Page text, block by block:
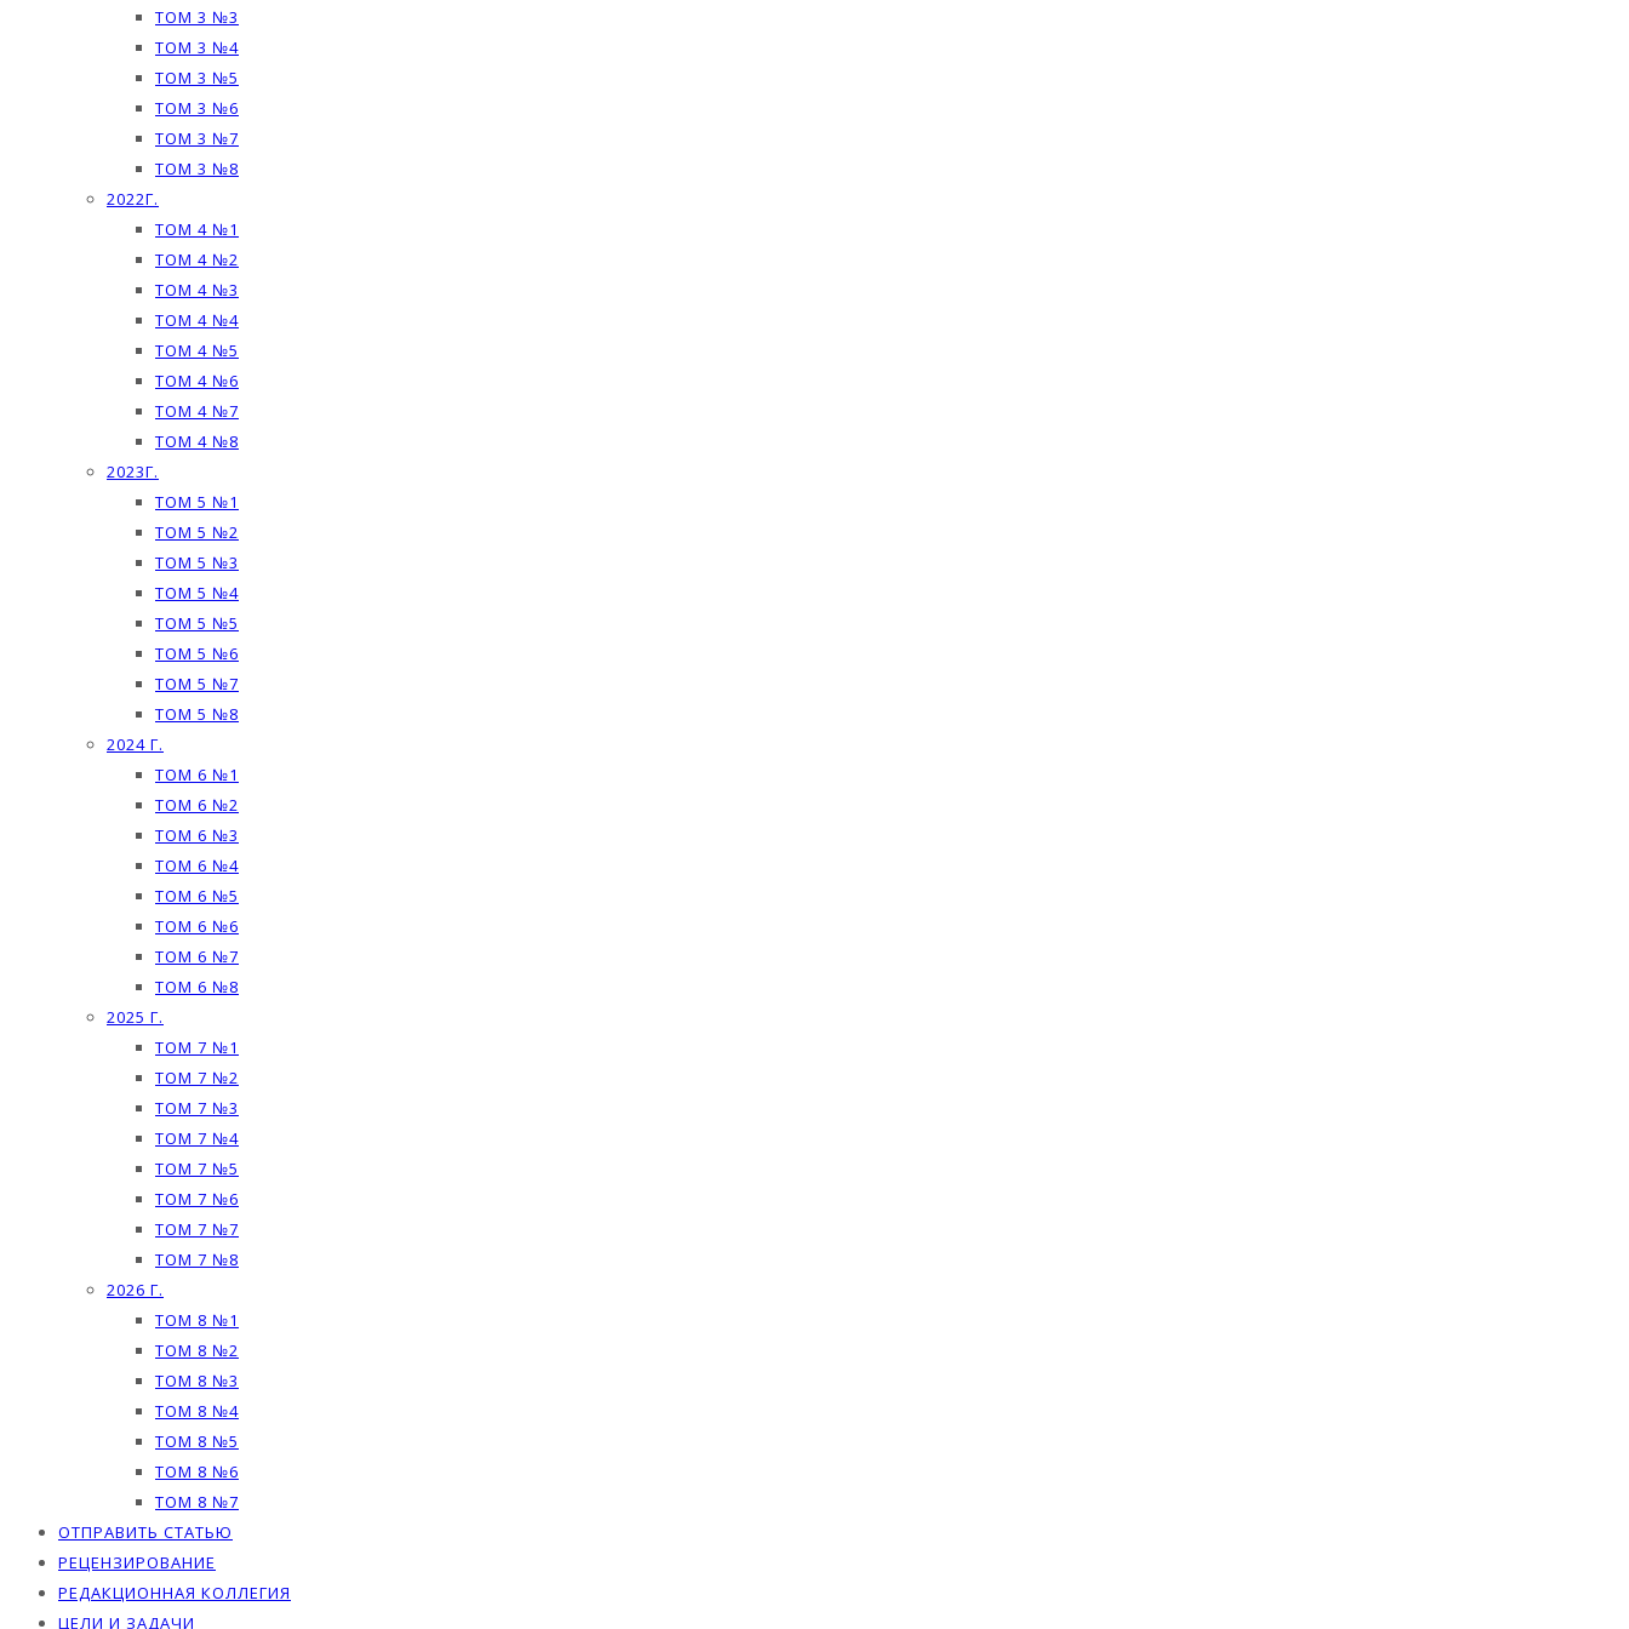
ТОМ 3 №3
ТОМ 3 №4
ТОМ 3 №5
ТОМ 3 №6
ТОМ 3 №7
ТОМ 3 №8
2022Г.
ТОМ 4 №1
ТОМ 4 №2
ТОМ 4 №3
ТОМ 4 №4
ТОМ 4 №5
ТОМ 4 №6
ТОМ 4 №7
ТОМ 4 №8
2023Г.
ТОМ 5 №1
ТОМ 5 №2
ТОМ 5 №3
ТОМ 5 №4
ТОМ 5 №5
ТОМ 5 №6
ТОМ 5 №7
ТОМ 5 №8
2024 Г.
ТОМ 6 №1
ТОМ 6 №2
ТОМ 6 №3
ТОМ 6 №4
ТОМ 6 №5
ТОМ 6 №6
ТОМ 6 №7
ТОМ 6 №8
2025 Г.
ТОМ 7 №1
ТОМ 7 №2
ТОМ 7 №3
ТОМ 7 №4
ТОМ 7 №5
ТОМ 7 №6
ТОМ 7 №7
ТОМ 7 №8
2026 Г.
ТОМ 8 №1
ТОМ 8 №2
ТОМ 8 №3
ТОМ 8 №4
ТОМ 8 №5
ТОМ 8 №6
ТОМ 8 №7
ОТПРАВИТЬ СТАТЬЮ
РЕЦЕНЗИРОВАНИЕ
РЕДАКЦИОННАЯ КОЛЛЕГИЯ
ЦЕЛИ И ЗАДАЧИ